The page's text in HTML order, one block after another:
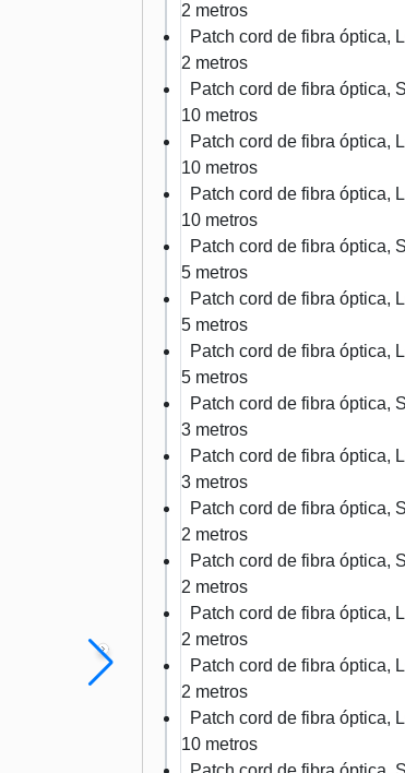
2 metros
Patch cord de fibra óptica,
2 metros
Patch cord de fibra óptica,
10 metros
Patch cord de fibra óptica,
10 metros
Patch cord de fibra óptica,
10 metros
Patch cord de fibra óptica,
5 metros
Patch cord de fibra óptica,
5 metros
Patch cord de fibra óptica,
5 metros
Patch cord de fibra óptica,
3 metros
Patch cord de fibra óptica,
3 metros
Patch cord de fibra óptica,
2 metros
Patch cord de fibra óptica,
2 metros
Patch cord de fibra óptica,
2 metros
Patch cord de fibra óptica,
2 metros
Patch cord de fibra óptica,
10 metros